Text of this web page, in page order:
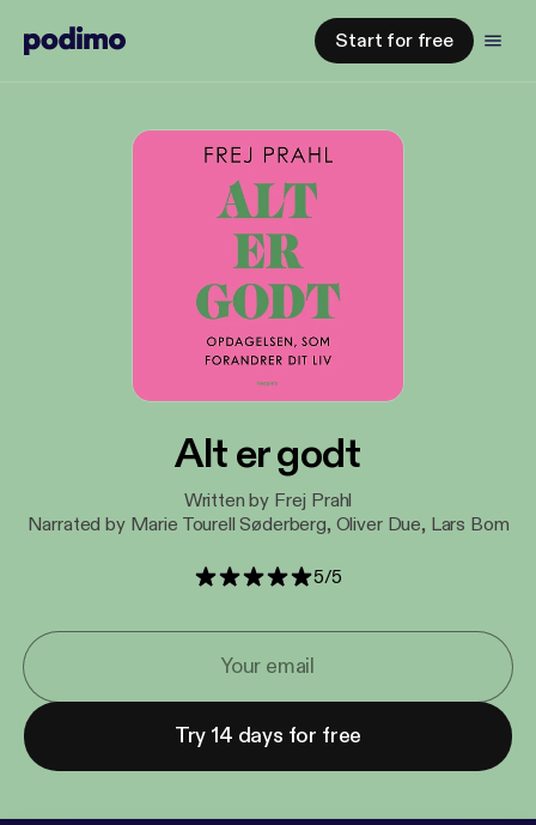
Start for free
Alt er godt
Written by Frej Prahl
Narrated by Marie Tourell Søderberg, Oliver Due, Lars Bom
5/5
Try 14 days for free